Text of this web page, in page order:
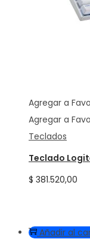
Agregar a
Agregar a
Teclados
Teclado
$ 381.520,00
Añadir al